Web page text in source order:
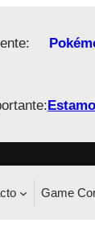
Game